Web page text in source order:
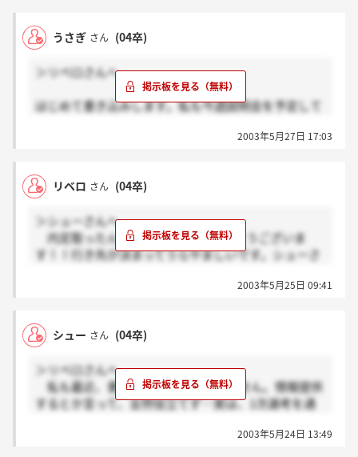
説明会に参加してジーイーを判断してみてくださ
い。うさぎ さん (04卒)
＞リベロさんへ
はじめて書き込みします。私も今週説明会を予定して
ベロさんはジーイーのどんなところに焦点をあてまし
参考に教えていただければ嬉しいです。
2003年5月27日 17:03
リベロ さん (04卒)
＞シューさんへ
内定取ったんですね(＾＾)／おめでとうございま
す！！行き先が決まってうらやましいです。シューさ
とにかく私は、この会社頑張ってシューさんのよう
2003年5月25日 09:41
シュー さん (04卒)
＞リベロさんへ
私も最近、書き込み少なくてすみません。情報提供
するとか言って、全然役立てず…実は、1次選考を通
き、悩みましたがそこに入社することにしました。あ
2003年5月24日 13:49